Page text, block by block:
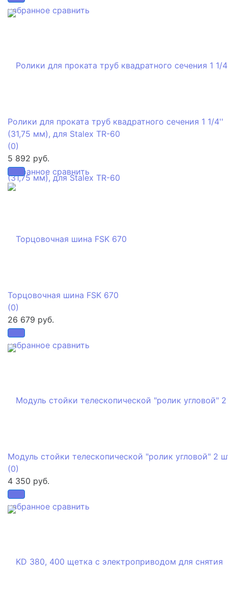
избранное сравнить
избранное сравнить
Ролики для проката труб квадратного сечения 1 1/4''
(31,75 мм), для Stalex TR-60
(0)
5 892 руб.
избранное сравнить
Торцовочная шина FSK 670
(0)
26 679 руб.
избранное сравнить
Модуль стойки телескопической "ролик угловой" 2
(0)
4 350 руб.